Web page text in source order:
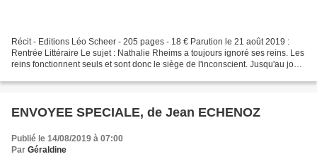
Récit - Editions Léo Scheer - 205 pages - 18 € Parution le 21 août 2019 :
Rentrée Littéraire Le sujet : Nathalie Rheims a toujours ignoré ses reins. Les
reins fonctionnent seuls et sont donc le siège de l'inconscient. Jusqu'au jour
ENVOYEE SPECIALE, de Jean ECHENOZ
Publié le 14/08/2019 à 07:00
Par Géraldine